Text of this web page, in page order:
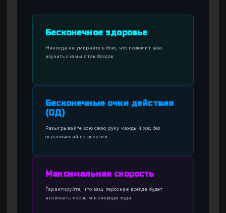
Бесконечное здоровье
Никогда не умирайте в бою, что позволит вам
изучить схемы атак боссов.
Бесконечные очки действия
(ОД)
Разыгрывайте всю свою руку каждый ход без
ограничений по энергии.
Максимальная скорость
Гарантируйте, что ваш персонаж всегда будет
атаковать первым в очереди хода.